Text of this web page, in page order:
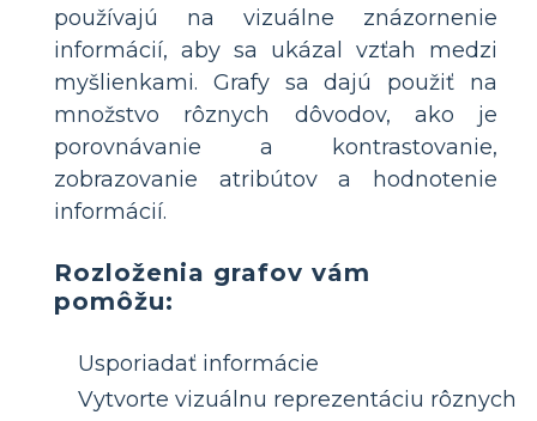
používajú na vizuálne znázornenie
informácií, aby sa ukázal vzťah medzi
myšlienkami. Grafy sa dajú použiť na
množstvo rôznych dôvodov, ako je
porovnávanie a kontrastovanie,
zobrazovanie atribútov a hodnotenie
informácií.
Rozloženia grafov vám
pomôžu:
Usporiadať informácie
Vytvorte vizuálnu reprezentáciu rôznych